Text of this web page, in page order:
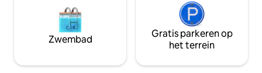
Zwembad
Gratis parkeren op
het terrein